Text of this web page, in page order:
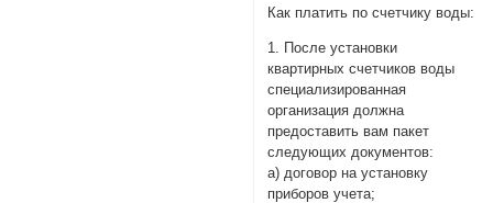
Как платить по счетчику воды:
1. После установки
квартирных счетчиков воды
специализированная
организация должна
предоставить вам пакет
следующих документов:
а) договор на установку
приборов учета;